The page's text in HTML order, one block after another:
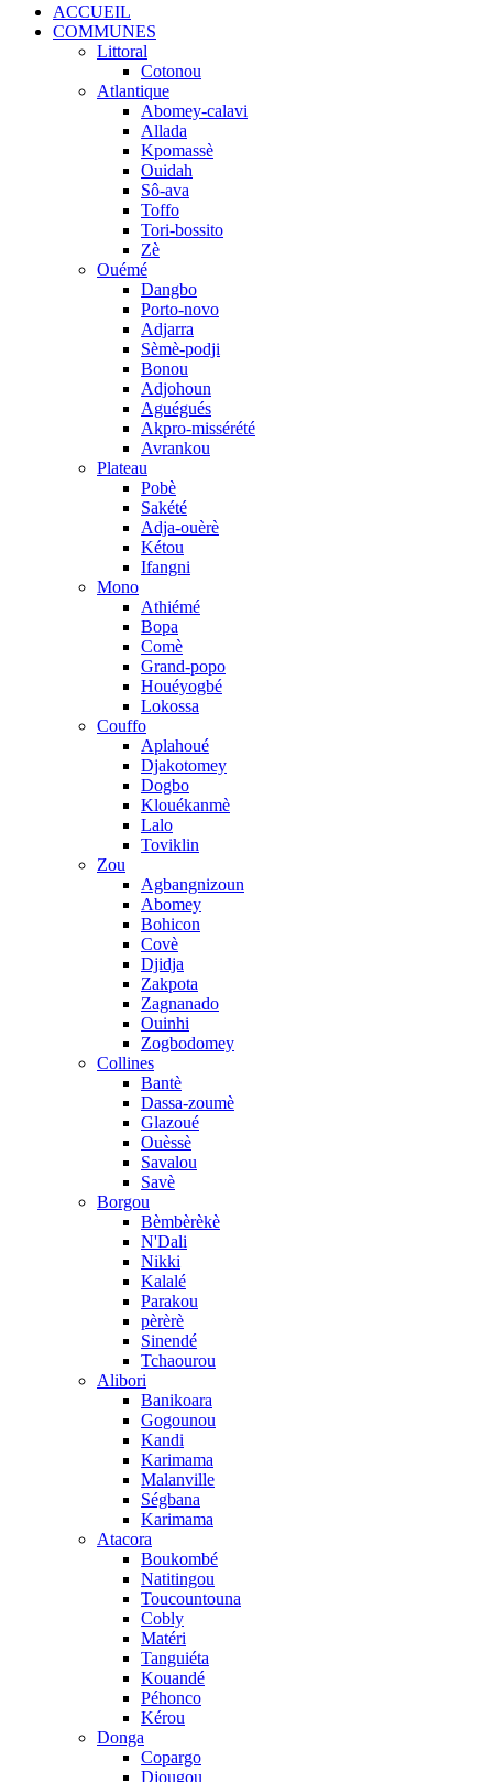
ACCUEIL
COMMUNES
Littoral
Cotonou
Atlantique
Abomey-calavi
Allada
Kpomassè
Ouidah
Sô-ava
Toffo
Tori-bossito
Zè
Ouémé
Dangbo
Porto-novo
Adjarra
Sèmè-podji
Bonou
Adjohoun
Aguégués
Akpro-missérété
Avrankou
Plateau
Pobè
Sakété
Adja-ouèrè
Kétou
Ifangni
Mono
Athiémé
Bopa
Comè
Grand-popo
Houéyogbé
Lokossa
Couffo
Aplahoué
Djakotomey
Dogbo
Klouékanmè
Lalo
Toviklin
Zou
Agbangnizoun
Abomey
Bohicon
Covè
Djidja
Zakpota
Zagnanado
Ouinhi
Zogbodomey
Collines
Bantè
Dassa-zoumè
Glazoué
Ouèssè
Savalou
Savè
Borgou
Bèmbèrèkè
N'Dali
Nikki
Kalalé
Parakou
pèrèrè
Sinendé
Tchaourou
Alibori
Banikoara
Gogounou
Kandi
Karimama
Malanville
Ségbana
Karimama
Atacora
Boukombé
Natitingou
Toucountouna
Cobly
Matéri
Tanguiéta
Kouandé
Péhonco
Kérou
Donga
Copargo
Djougou